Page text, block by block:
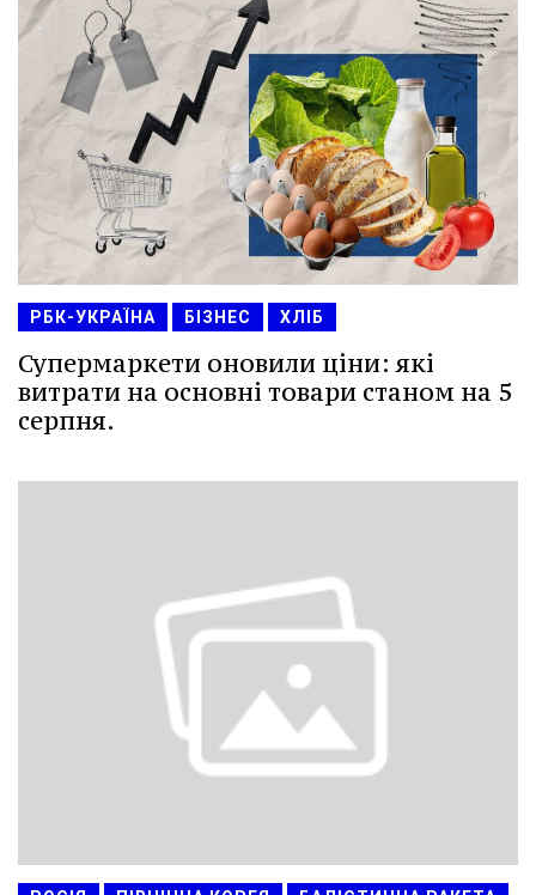
РБК-УКРАЇНА БІЗНЕС ХЛІБ
Супермаркети оновили ціни: які
витрати на основні товари станом на 5
серпня.